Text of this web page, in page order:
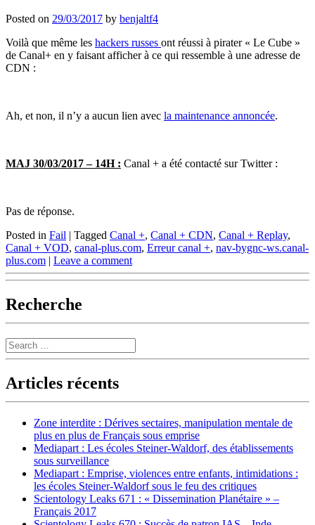
Posted on 29/03/2017 by benjaltf4
Voilà que même les hackers russes ont réussi à pirater « Le Cube »
de Canal+ en y faisant afficher à ce qui ressemble à une adresse de
CDN :
Ah, et non, il n’y a aucun lien avec la maintenance annoncée.
MAJ 30/03/2017 – 14H : Canal + a été contacté sur Twitter :
Pas de réponse.
Posted in Fail | Tagged Canal +, Canal + CDN, Canal + Replay,
Canal + VOD, canal-plus.com, Erreur canal +, nav-bygnc-ws.canal-
plus.com | Leave a comment
Recherche
Search
Articles récents
Zone interdite : Dérives sectaires, manipulation mentale de
plus en plus de Français sous emprise
Mediapart : Les écoles Steiner-Waldorf, des établissements
sous surveillance
Mediapart : Emprise, violences entre enfants, intimidations :
les écoles Steiner-Waldorf sous le feu des critiques
Scientology Leaks 671 : « Dissemination Planétaire » –
Français 2017